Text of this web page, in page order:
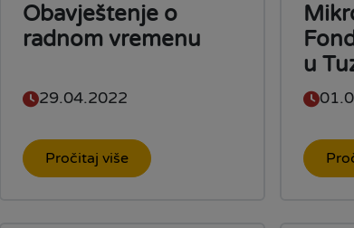
Obavještenje o
radnom vremenu
29.04.2022
Pročitaj više
u